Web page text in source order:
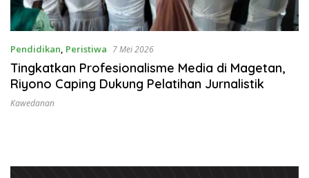
Pendidikan, Peristiwa 7 Mei 2026
Tingkatkan Profesionalisme Media di Magetan,
Riyono Caping Dukung Pelatihan Jurnalistik
Kawedanan